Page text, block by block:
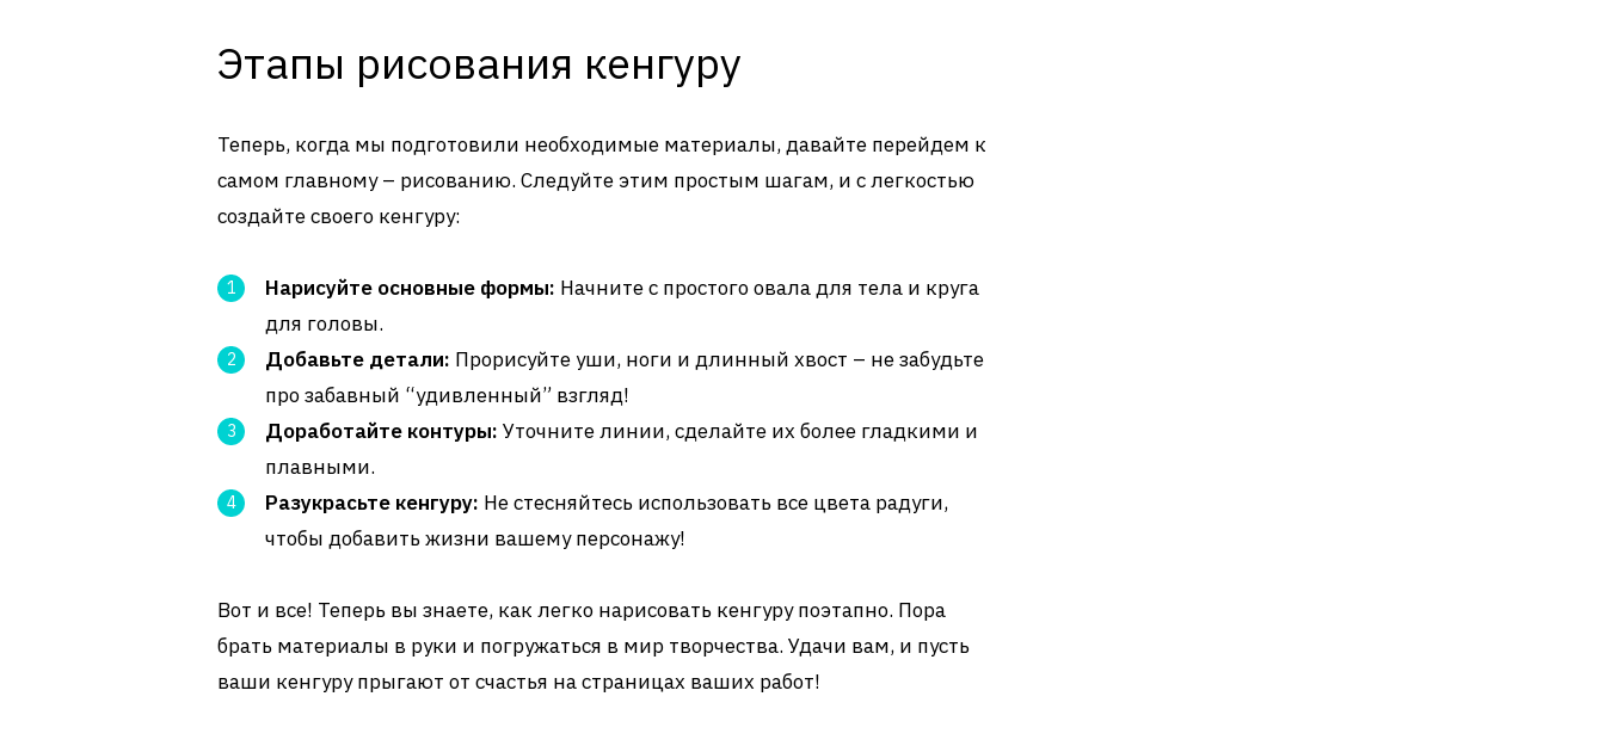
Этапы рисования кенгуру
Теперь, когда мы подготовили необходимые материалы, давайте перейдем к
самом главному – рисованию. Следуйте этим простым шагам, и с легкостью
создайте своего кенгуру:
Нарисуйте основные формы: Начните с простого овала для тела и круга
для головы.
Добавьте детали: Прорисуйте уши, ноги и длинный хвост – не забудьте
про забавный “удивленный” взгляд!
Доработайте контуры: Уточните линии, сделайте их более гладкими и
плавными.
Разукрасьте кенгуру: Не стесняйтесь использовать все цвета радуги,
чтобы добавить жизни вашему персонажу!
Вот и все! Теперь вы знаете, как легко нарисовать кенгуру поэтапно. Пора
брать материалы в руки и погружаться в мир творчества. Удачи вам, и пусть
ваши кенгуру прыгают от счастья на страницах ваших работ!